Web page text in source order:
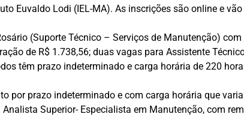
Euvaldo Lodi (IEL-MA). As inscrições são online e
(Suporte Técnico – Serviços de Manutenção)
de R$ 1.738,56; duas vagas para Assistente
têm prazo indeterminado e carga horária de 220
por prazo indeterminado e com carga horária que
Superior- Especialista em Manutenção, com